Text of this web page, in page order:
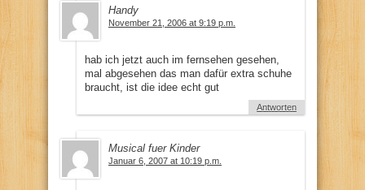
Handy
November 21, 2006 at 9:19 p.m.
hab ich jetzt auch im fernsehen gesehen,
mal abgesehen das man dafür extra schuhe
braucht, ist die idee echt gut
Antworten
Musical fuer Kinder
Januar 6, 2007 at 10:19 p.m.